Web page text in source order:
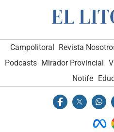
Campolitoral Revista
Podcasts Mirador Provincial
Notife